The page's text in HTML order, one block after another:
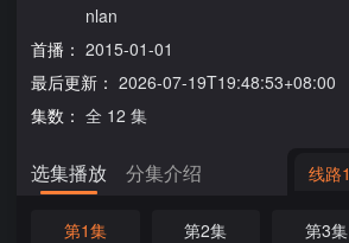
nlan
首播： 2015-01-01
最后更新： 2026-07-19T19:48:53+08:00
集数： 全 12 集
选集播放 分集介绍 线路1
第1集 第2集 第3集